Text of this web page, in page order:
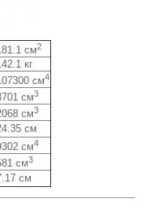
см2
кг
см4
см3
см3
см
см4
см3
см